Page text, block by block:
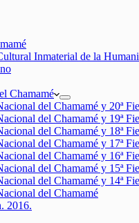
Inmaterial de la
Chamamé
del Chamamé y 20ª
del Chamamé y 19ª
del Chamamé y 18ª
del Chamamé y 17ª
del Chamamé y 16ª
del Chamamé y 15ª
del Chamamé y 14ª
del Chamamé
2016.